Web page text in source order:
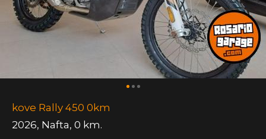
kove Rally 450 0km
2026, Nafta, 0 km.